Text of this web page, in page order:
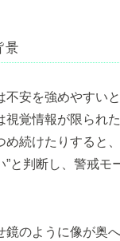
景
不安を強めやすい
視覚情報が限られ
め続けたりすると
”と判断し、警戒モ
鏡のように像が奥